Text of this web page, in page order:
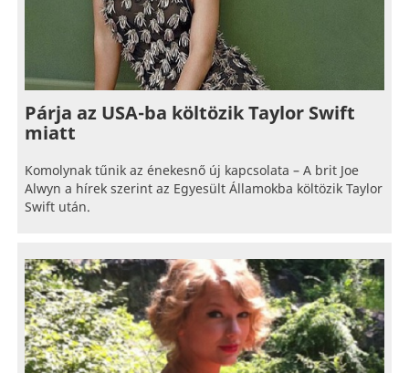
Párja az USA-ba költözik Taylor Swift
miatt
Komolynak tűnik az énekesnő új kapcsolata – A brit Joe
Alwyn a hírek szerint az Egyesült Államokba költözik Taylor
Swift után.